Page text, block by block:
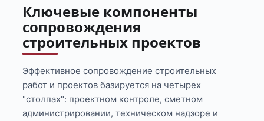
Ключевые компоненты
сопровождения
строительных проектов
Эффективное сопровождение строительных
работ и проектов базируется на четырех
"столпах": проектном контроле, сметном
администрировании, техническом надзоре и